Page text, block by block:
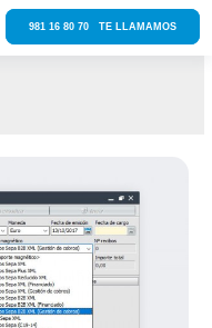
981 16 80 70 TE LLAMAMOS